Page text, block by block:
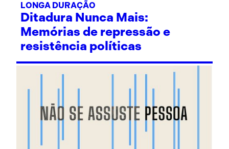
LONGA DURAÇÃO
Ditadura Nunca Mais:
Memórias de repressão e
resistência políticas